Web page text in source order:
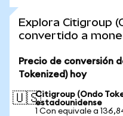
Explora Citigroup
convertido a
Precio de conversión
Tokenized) hoy
🇺🇸Citigroup (Ondo
estadounidense
1 Con equivale a